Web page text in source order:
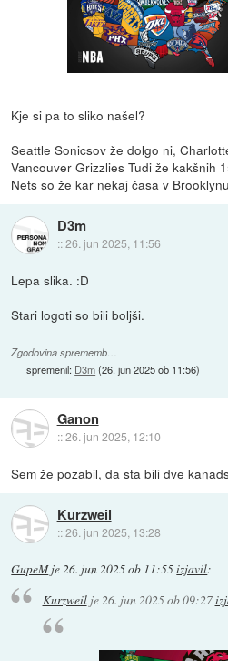
Kje si pa to sliko našel?
Seattle Sonicsov že dolgo ni,
Vancouver Grizzlies Tudi že kakšnih
Nets so že kar nekaj časa v
D3m
::26. jun 2025, 11:56
Lepa slika. :D
Stari logoti so bili boljši.
Zgodovina sprememb…
spremenil: D3m(26. jun 2025 ob 11:56)
Ganon
::26. jun 2025, 12:10
Sem že pozabil, da sta bili dve
Kurzweil
::26. jun 2025, 13:28
GupeMje26. jun 2025 ob 11:55izjavil:
Kurzweilje 26. jun 2025 ob 09:27